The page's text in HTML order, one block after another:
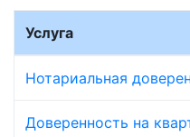
Услуга
Нотариальная
Доверенность на